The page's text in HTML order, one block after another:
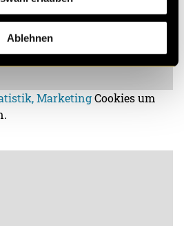
Ablehnen
MarketingCookies um